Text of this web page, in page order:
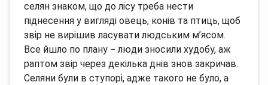
селян знаком, що до лісу треба нести
піднесення у вигляді овець, конів та птиць, щоб
звір не вирішив ласувати людським м’ясом.
Все йшло по плану − люди зносили худобу, аж
раптом звір через декілька днів знов закричав.
Селяни були в ступорі, адже такого не було, а